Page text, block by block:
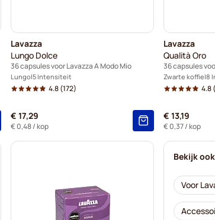
Lavazza
Lungo Dolce
36 capsules voor Lavazza A Modo Mio
Lungo 5 Intensiteit
4.8(172)
€ 17,29
€ 0,48/ kop
Lavazza
Qualità Oro
36 capsules
Zwarte koffie 8
4.8
€ 13,19
€ 0,37/ kop
Bekijk
Voor